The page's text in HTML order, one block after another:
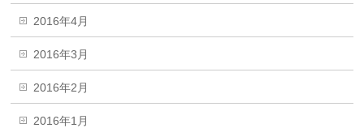
2016年4月
2016年3月
2016年2月
2016年1月